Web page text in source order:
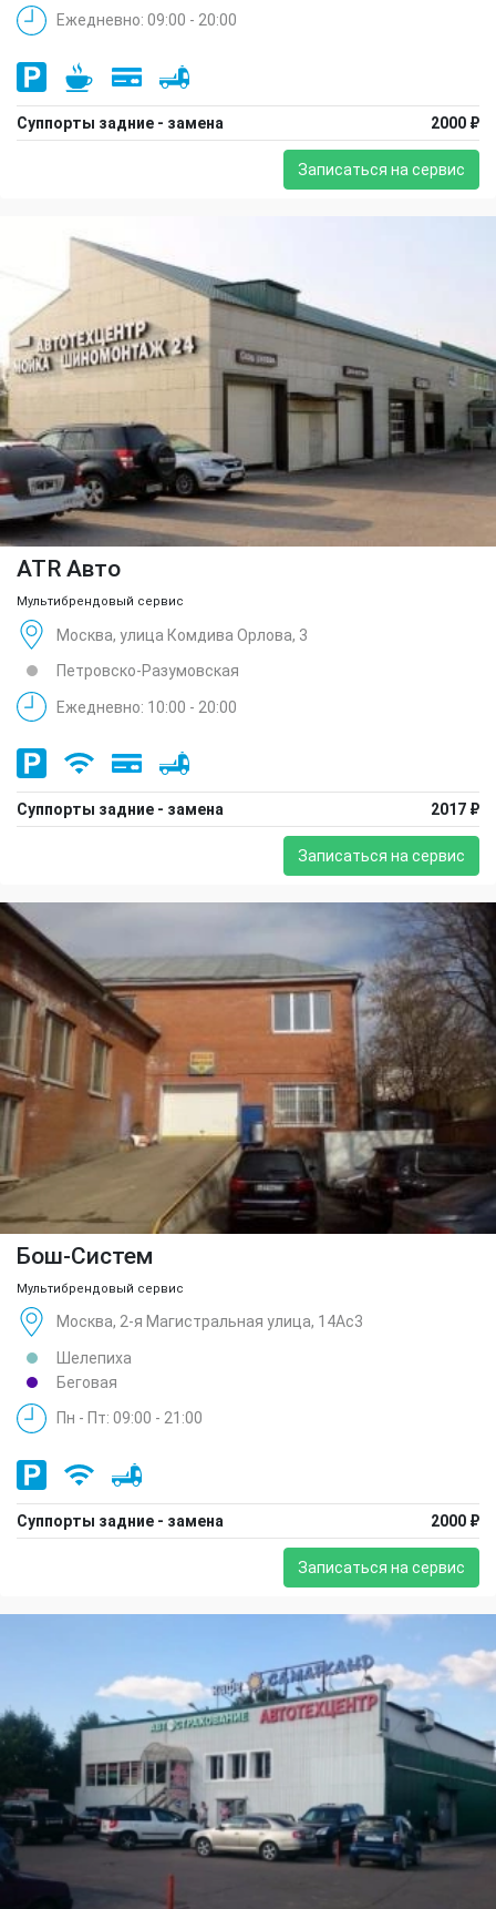
Ежедневно: 09:00 - 20:00
Суппорты задние - замена 2000 ₽
Записаться на сервис
ATR Авто
Мультибрендовый сервис
Москва, улица Комдива Орлова, 3
Петровско-Разумовская
Ежедневно: 10:00 - 20:00
Суппорты задние - замена 2017 ₽
Записаться на сервис
Бош-Систем
Мультибрендовый сервис
Москва, 2-я Магистральная улица, 14Ас3
Шелепиха
Беговая
Пн - Пт: 09:00 - 21:00
Суппорты задние - замена 2000 ₽
Записаться на сервис